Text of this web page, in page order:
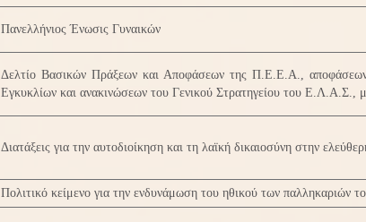
Πανελλήνιος Ένωσις Γυναικών
Δελτίο Βασικών Πράξεων και Αποφάσεων της Π.Ε.Ε.Α.,
Εγκυκλίων και ανακινώσεων του Γενικού Στρατηγείου του Ε.Λ.Α.Σ.,
Διατάξεις για την αυτοδιοίκηση και τη λαϊκή δικαιοσύνη στην
Πολιτικό κείμενο για την ενδυνάμωση του ηθικού των παλληκαριών